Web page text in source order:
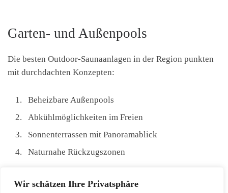
Wir schätzen Ihre Privatsphäre
Garten- und Außenpools
Die besten Outdoor-Saunaanlagen in der Region punkten
mit durchdachten Konzepten:
Beheizbare Außenpools
Abkühlmöglichkeiten im Freien
Sonnenterrassen mit Panoramablick
Naturnahe Rückzugszonen
Saunieren im Alpenvorland bedeutet mehr als nur